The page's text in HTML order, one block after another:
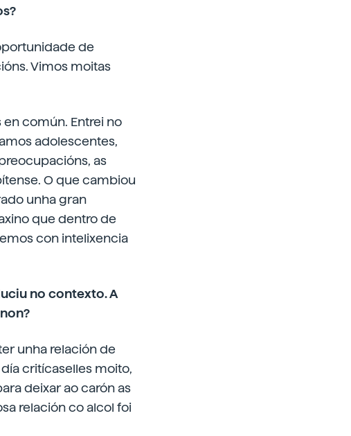
de
Vimos moitas
común. Entrei no
adolescentes,
as
O que cambiou
unha gran
que dentro de
con intelixencia
no contexto. A
unha relación de
critícaselles moito,
deixar ao carón as
relación co alcol foi